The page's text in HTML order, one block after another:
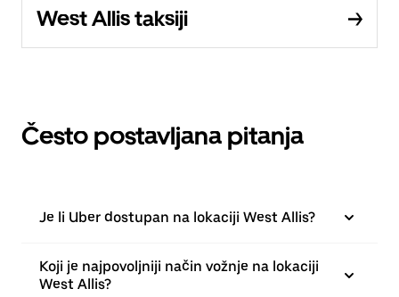
West Allis taksiji
Često postavljana pitanja
Je li Uber dostupan na lokaciji West Allis?
Koji je najpovoljniji način vožnje na lokaciji
West Allis?